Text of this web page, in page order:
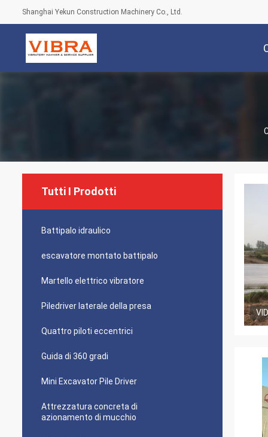
Shanghai Yekun Construction Machinery Co., Ltd.
Tutti I Prodotti
Battipalo idraulico
escavatore montato battipalo
Martello elettrico vibratore
Piledriver laterale della presa
Quattro piloti eccentrici
Guida di 360 gradi
Mini Excavator Pile Driver
Attrezzatura concreta di
azionamento di mucchio